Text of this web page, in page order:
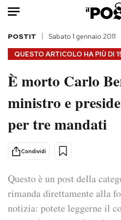
HOME
Italia
Politica
Tecnologia
Scienza
Economia
Sport
QUESTO ARTICOLO HA PIÙ DI
POSTIT Sabato 1 gennaio 2011
È morto Carlo
ministro e
per tre mandati
Condividi
Questo è un post della
rimanda direttamente alla
notizia: potete leggerne il